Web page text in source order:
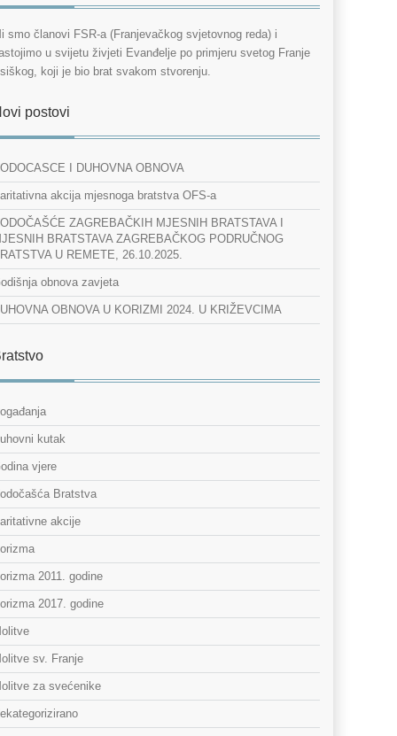
smo članovi FSR-a (Franjevačkog svjetovnog reda) i
u svijetu živjeti Evanđelje po primjeru svetog Franje
koji je bio brat svakom stvorenju.
postovi
I DUHOVNA OBNOVA
akcija mjesnoga bratstva OFS-a
ZAGREBAČKIH MJESNIH BRATSTAVA I
BRATSTAVA ZAGREBAČKOG PODRUČNOG
U REMETE, 26.10.2025.
obnova zavjeta
OBNOVA U KORIZMI 2024. U KRIŽEVCIMA
kutak
vjere
Bratstva
akcije
2011. godine
2017. godine
sv. Franje
za svećenike